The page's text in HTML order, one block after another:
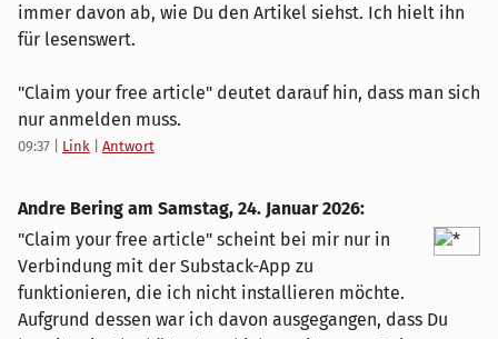
immer davon ab, wie Du den Artikel siehst. Ich hielt ihn
für lesenswert.
"Claim your free article" deutet darauf hin, dass man sich
nur anmelden muss.
09:37 Link Antwort
Andre Bering am Samstag, 24. Januar 2026:
"Claim your free article" scheint bei mir nur in
Verbindung mit der Substack-App zu
funktionieren, die ich nicht installieren möchte.
Aufgrund dessen war ich davon ausgegangen, dass Du